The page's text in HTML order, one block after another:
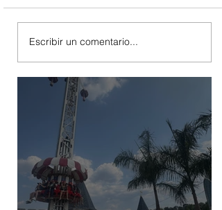
Escribir un comentario...